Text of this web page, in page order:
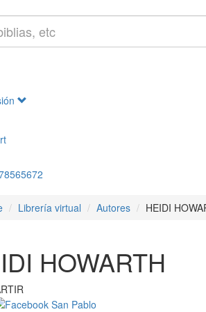
Librería virtual Autores HEIDI
HOWARTH